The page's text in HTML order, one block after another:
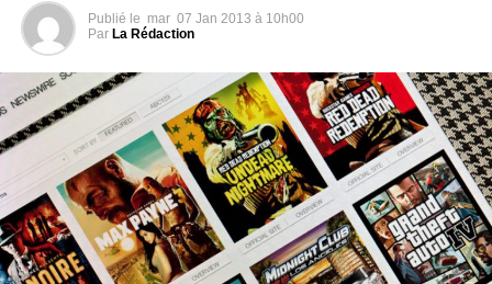
Publié le mar 07 Jan 2013 à 10h00
Par La Rédaction